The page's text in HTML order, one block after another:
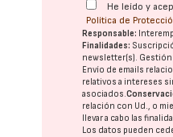
He leído y
Política de
Responsable:
Finalidades:
newsletter(s).
Envío de emails
relativos a intereses
asociados.
relación con Ud., o
llevar a cabo las
Los datos pueden